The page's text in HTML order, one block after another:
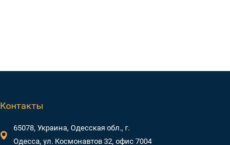
Контакты
65078, Украина, Одесская обл., г.
Одесса, ул. Космонавтов 32, офис 7004